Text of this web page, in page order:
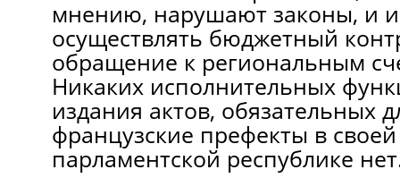
мнению, нарушают законы, и
осуществлять бюджетный
обращение к региональным
Никаких исполнительных
издания актов, обязательных
французские префекты в
парламентской республике